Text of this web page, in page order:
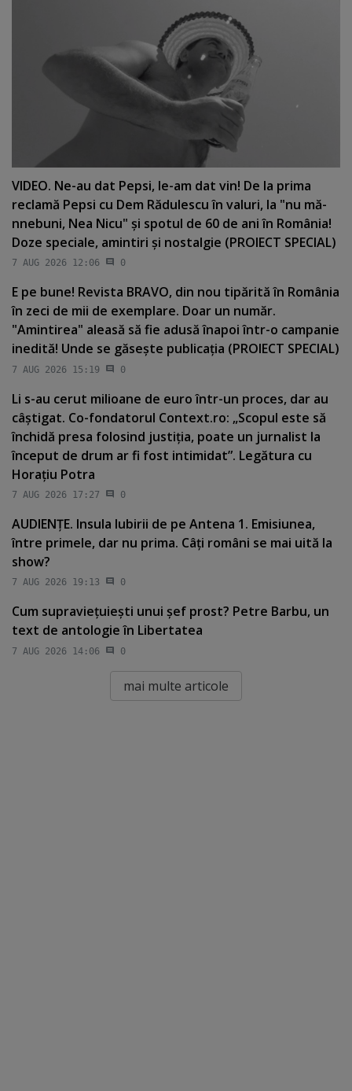
VIDEO. Ne-au dat Pepsi, le-am dat vin! De la prima
reclamă Pepsi cu Dem Rădulescu în valuri, la "nu mă-
nnebuni, Nea Nicu" şi spotul de 60 de ani în România!
Doze speciale, amintiri şi nostalgie (PROIECT SPECIAL)
7 AUG 2026 12:06 0
E pe bune! Revista BRAVO, din nou tipărită în România
în zeci de mii de exemplare. Doar un număr.
"Amintirea" aleasă să fie adusă înapoi într-o campanie
inedită! Unde se găseşte publicaţia (PROIECT SPECIAL)
7 AUG 2026 15:19 0
Li s-au cerut milioane de euro într-un proces, dar au
câştigat. Co-fondatorul Context.ro: „Scopul este să
închidă presa folosind justiţia, poate un jurnalist la
început de drum ar fi fost intimidat”. Legătura cu
Horaţiu Potra
7 AUG 2026 17:27 0
AUDIENŢE. Insula Iubirii de pe Antena 1. Emisiunea,
între primele, dar nu prima. Câţi români se mai uită la
show?
7 AUG 2026 19:13 0
Cum supravieţuieşti unui şef prost? Petre Barbu, un
text de antologie în Libertatea
7 AUG 2026 14:06 0
mai multe articole